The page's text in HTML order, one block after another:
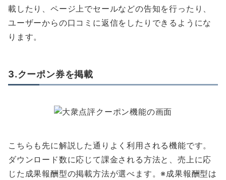
載したり、ページ上でセールなどの告知を行ったり、
ユーザーからの口コミに返信をしたりできるようにな
ります。
3.クーポン券を掲載
こちらも先に解説した通りよく利用される機能です。
ダウンロード数に応じて課金される方法と、売上に応
じた成果報酬型の掲載方法が選べます。※成果報酬型は